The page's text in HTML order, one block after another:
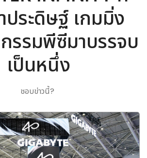
ระดิษฐ์ เกมมิ่ง
รรมพีซีมาบรรจบ
เป็นหนึ่ง
ชอบข่าวนี้?